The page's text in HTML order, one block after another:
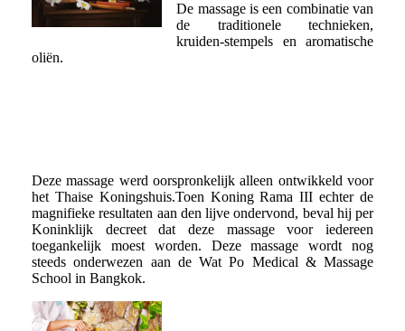
De massage is een combinatie van
de traditionele technieken,
kruiden-stempels en aromatische
oliën.
Deze massage werd oorspronkelijk alleen ontwikkeld voor
het Thaise Koningshuis.Toen Koning Rama III echter de
magnifieke resultaten aan den lijve ondervond, beval hij per
Koninklijk decreet dat deze massage voor iedereen
toegankelijk moest worden. Deze massage wordt nog
steeds onderwezen aan de Wat Po Medical & Massage
School in Bangkok.